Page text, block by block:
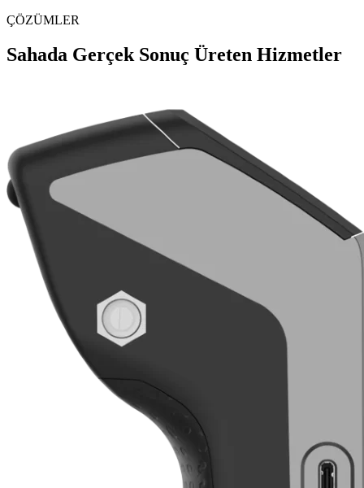
ÇÖZÜMLER
Sahada Gerçek Sonuç Üreten Hizmetler